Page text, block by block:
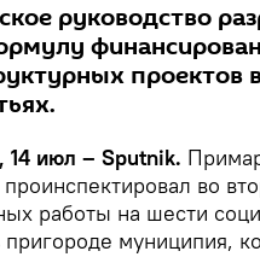
руководство
проектов
июл – Sputnik.
во
работы на шести
пригороде муниципия,